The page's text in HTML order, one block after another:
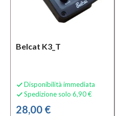
Belcat K3_T
 Disponibilità immediata
 Spedizione solo 6,90 €
28,00 €